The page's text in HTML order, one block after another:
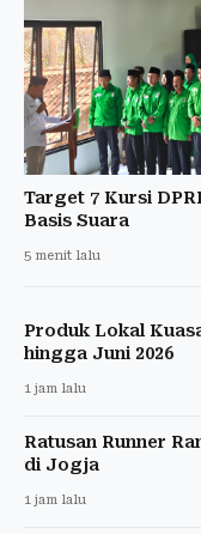
Target 7 Kursi
Basis Suara
5 menit lalu
Produk Lokal
hingga Juni 2026
1 jam lalu
Ratusan Runner
di Jogja
1 jam lalu